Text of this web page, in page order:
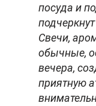
посуда и
Свечи,
обычные,
вечера,
приятную